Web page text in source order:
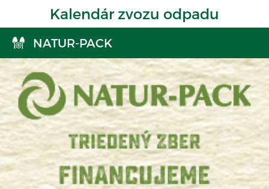
Kalendár zvozu odpadu
NATUR-PACK